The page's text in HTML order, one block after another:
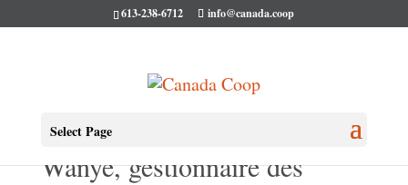
613-238-6712 info@canada.coop
Select Page
CMC accueille Nancy
Wanye, gestionnaire des